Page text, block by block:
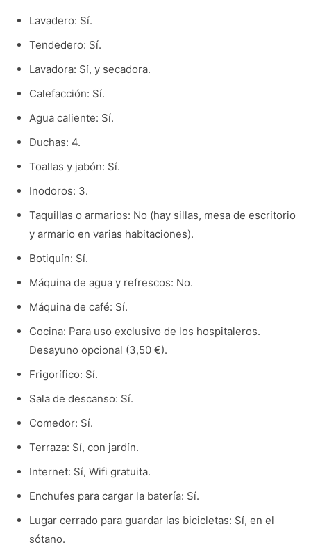
Lavadero: Sí.
Tendedero: Sí.
Lavadora: Sí, y secadora.
Calefacción: Sí.
Agua caliente: Sí.
Duchas: 4.
Toallas y jabón: Sí.
Inodoros: 3.
Taquillas o armarios: No (hay sillas, mesa de escritorio
y armario en varias habitaciones).
Botiquín: Sí.
Máquina de agua y refrescos: No.
Máquina de café: Sí.
Cocina: Para uso exclusivo de los hospitaleros.
Desayuno opcional (3,50 €).
Frigorífico: Sí.
Sala de descanso: Sí.
Comedor: Sí.
Terraza: Sí, con jardín.
Internet: Sí, Wifi gratuita.
Enchufes para cargar la batería: Sí.
Lugar cerrado para guardar las bicicletas: Sí, en el
sótano.